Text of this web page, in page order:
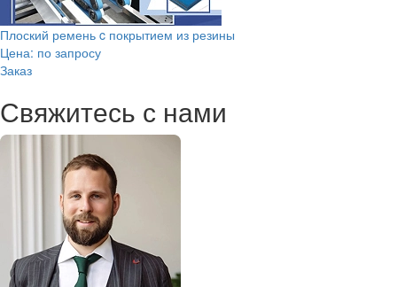
Плоский ремень c покрытием из резины
Цена: по запросу
Заказ
Свяжитесь с нами